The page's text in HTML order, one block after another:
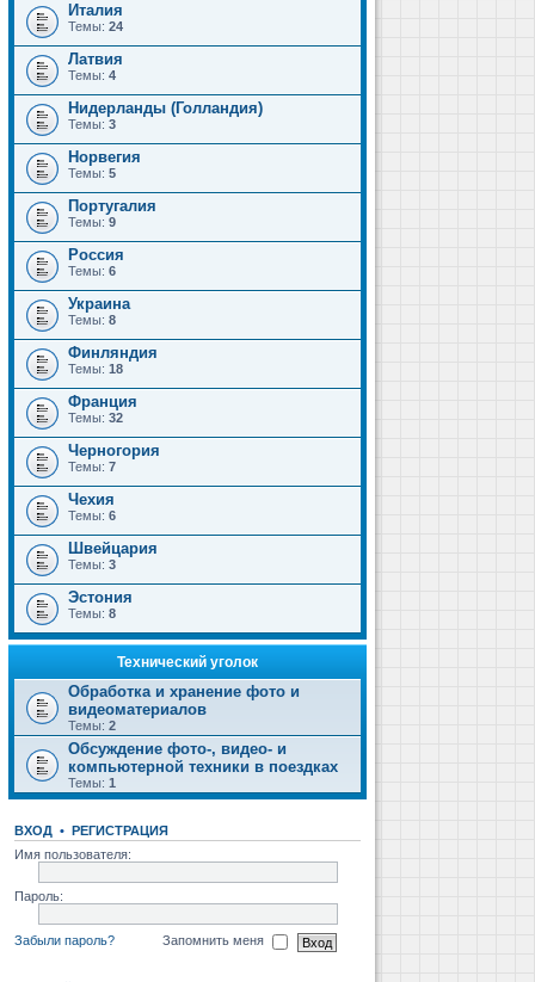
Италия
Темы: 24
Латвия
Темы: 4
Нидерланды (Голландия)
Темы: 3
Норвегия
Темы: 5
Португалия
Темы: 9
Россия
Темы: 6
Украина
Темы: 8
Финляндия
Темы: 18
Франция
Темы: 32
Черногория
Темы: 7
Чехия
Темы: 6
Швейцария
Темы: 3
Эстония
Темы: 8
Технический уголок
Обработка и хранение фото и
видеоматериалов
Темы: 2
Обсуждение фото-, видео- и
компьютерной техники в поездках
Темы: 1
ВХОД • РЕГИСТРАЦИЯ
Имя пользователя:
Пароль:
Забыли пароль? Запомнить меня